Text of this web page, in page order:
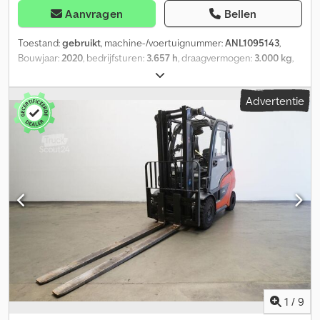
Aanvragen Bellen
Toestand:gebruikt, machine-/voertuignummer:ANL1095143,
Bouwjaar: 2020 , bedrijfsturen: 3.657 h , draagvermogen: 3.000 kg
, vrije hefhoogte:
ladingzwaartepunt:500 mm, masttype:Simplex,
vorkenbordbreedte:
, vorklengte: 1.200 mm
voorbandmaat:
, achterbandmaat:23x9-10
4.784 kg
2.520 mm , totale lengte:2.756 mm
vloeibaar petroleumgas (LPG)
Voertuig: Enkelvoudige extra hydrauliek Dsdpsy Undmefx Abyeck
- Mast: Enkelvoudige extra hydrauliek - Zijdelingse verschuiver,
geïntegreerd - Volledige cabine - Verwarming - Dubbele
gasfleshouder - 2 x LED werklampen vooraan - 1 x LED
achteruitrijlamp achteraan - Achterwaartse spot: BlueSpot -
Panoramaspiegel - In hoogte verstelbare stuurkolom -
Toegangscontrole: Sleutelschakelaar - Standaard
bestuurdersstoel (kunstleer) - Draagvlakbescherming vorktanden
- Enkelpedaal - Centrale hendel- en kruishendelbediening -
Comfortcabine 2386 mm - Warmwaterverwarming - Standaard
display 3,5" - Gegevensoverdracht online - Uitlaatpositie onder -
Advertentie
1 / 9